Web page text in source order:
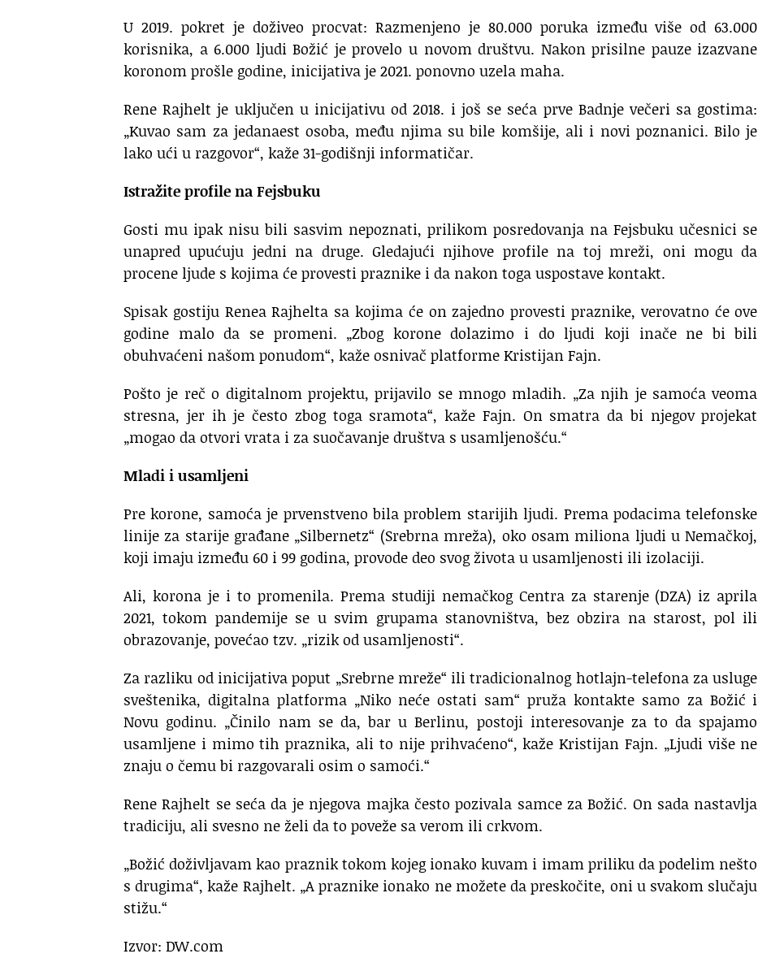
U 2019. pokret je doživeo procvat: Razmenjeno je 80.000 poruka između više od 63.000
korisnika, a 6.000 ljudi Božić je provelo u novom društvu. Nakon prisilne pauze izazvane
koronom prošle godine, inicijativa je 2021. ponovno uzela maha.
Rene Rajhelt je uključen u inicijativu od 2018. i još se seća prve Badnje večeri sa gostima:
„Kuvao sam za jedanaest osoba, među njima su bile komšije, ali i novi poznanici. Bilo je
lako ući u razgovor“, kaže 31-godišnji informatičar.
Istražite profile na Fejsbuku
Gosti mu ipak nisu bili sasvim nepoznati, prilikom posredovanja na Fejsbuku učesnici se
unapred upućuju jedni na druge. Gledajući njihove profile na toj mreži, oni mogu da
procene ljude s kojima će provesti praznike i da nakon toga uspostave kontakt.
Spisak gostiju Renea Rajhelta sa kojima će on zajedno provesti praznike, verovatno će ove
godine malo da se promeni. „Zbog korone dolazimo i do ljudi koji inače ne bi bili
obuhvaćeni našom ponudom“, kaže osnivač platforme Kristijan Fajn.
Pošto je reč o digitalnom projektu, prijavilo se mnogo mladih. „Za njih je samoća veoma
stresna, jer ih je često zbog toga sramota“, kaže Fajn. On smatra da bi njegov projekat
„mogao da otvori vrata i za suočavanje društva s usamljenošću.“
Mladi i usamljeni
Pre korone, samoća je prvenstveno bila problem starijih ljudi. Prema podacima telefonske
linije za starije građane „Silbernetz“ (Srebrna mreža), oko osam miliona ljudi u Nemačkoj,
koji imaju između 60 i 99 godina, provode deo svog života u usamljenosti ili izolaciji.
Ali, korona je i to promenila. Prema studiji nemačkog Centra za starenje (DZA) iz aprila
2021, tokom pandemije se u svim grupama stanovništva, bez obzira na starost, pol ili
obrazovanje, povećao tzv. „rizik od usamljenosti“.
Za razliku od inicijativa poput „Srebrne mreže“ ili tradicionalnog hotlajn-telefona za usluge
sveštenika, digitalna platforma „Niko neće ostati sam“ pruža kontakte samo za Božić i
Novu godinu. „Činilo nam se da, bar u Berlinu, postoji interesovanje za to da spajamo
usamljene i mimo tih praznika, ali to nije prihvaćeno“, kaže Kristijan Fajn. „Ljudi više ne
znaju o čemu bi razgovarali osim o samoći.“
Rene Rajhelt se seća da je njegova majka često pozivala samce za Božić. On sada nastavlja
tradiciju, ali svesno ne želi da to poveže sa verom ili crkvom.
„Božić doživljavam kao praznik tokom kojeg ionako kuvam i imam priliku da podelim nešto
s drugima“, kaže Rajhelt. „A praznike ionako ne možete da preskočite, oni u svakom slučaju
stižu.“
Izvor: DW.com